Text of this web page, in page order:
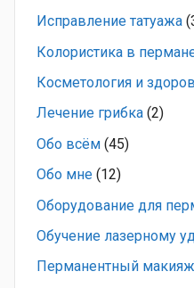
Исправление татуажа
Колористика в
Косметология и
Лечение грибка (2)
Обо всём (45)
Обо мне (12)
Оборудование для
Обучение лазерному
Перманентный макияж